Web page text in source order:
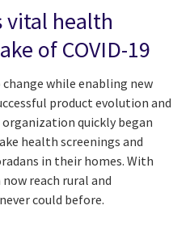
vital health
of COVID-19
while enabling new
product evolution and
organization quickly began
health screenings and
in their homes. With
reach rural and
could before.